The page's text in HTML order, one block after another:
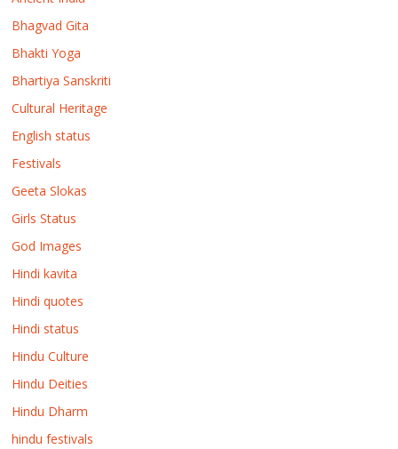
Bhagvad Gita
Bhakti Yoga
Bhartiya Sanskriti
Cultural Heritage
English status
Festivals
Geeta Slokas
Girls Status
God Images
Hindi kavita
Hindi quotes
Hindi status
Hindu Culture
Hindu Deities
Hindu Dharm
hindu festivals